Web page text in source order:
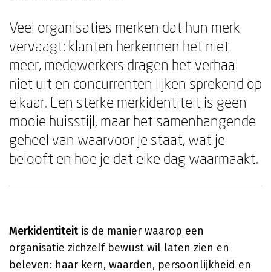
Veel organisaties merken dat hun merk
vervaagt: klanten herkennen het niet
meer, medewerkers dragen het verhaal
niet uit en concurrenten lijken sprekend op
elkaar. Een sterke merkidentiteit is geen
mooie huisstijl, maar het samenhangende
geheel van waarvoor je staat, wat je
belooft en hoe je dat elke dag waarmaakt.
Merkidentiteit is de manier waarop een
organisatie zichzelf bewust wil laten zien en
beleven: haar kern, waarden, persoonlijkheid en